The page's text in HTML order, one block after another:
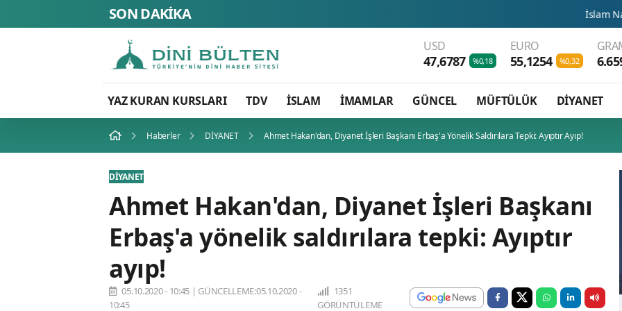
SON DAKİKA İslam Natosu dosta
USD
47,6787 %0,18
EURO
55,1254 %0,32
YAZ KURAN KURSLARI TDV İSLAM İMAMLAR GÜNCEL MÜFTÜLÜK DİYANET
Haberler DİYANET Ahmet Hakan'dan, Diyanet İşleri Başkanı Erbaş'a Yönelik Saldırılara Tepki: Ayıptır Ayıp!
DİYANET
Ahmet Hakan'dan, Diyanet İşleri Başkanı
Erbaş'a yönelik saldırılara tepki: Ayıptır
ayıp!
05.10.2020 - 10:45 | GÜNCELLEME:05.10.2020 -
10:45
1351
GÖRÜNTÜLEME